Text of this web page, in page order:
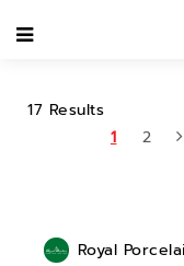
ROYAL
17 Results
1
2
Royal